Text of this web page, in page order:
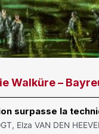
Walküre –
surpasse la
Elza VAN DEN